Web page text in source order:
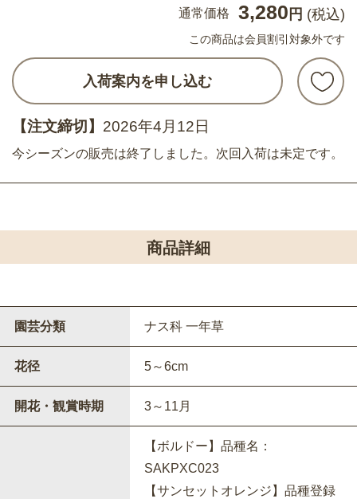
通常価格
3,280 円 (税込)
この商品は会員割引対象外です
入荷案内を申し込む
【注文締切】 2026年4月12日
今シーズンの販売は終了しました。次回入荷は未定です。
商品詳細
園芸分類 ナス科 一年草
花径 5～6cm
開花・観賞時期 3～11月
【ボルドー】品種名：
SAKPXC023
【サンセットオレンジ】品種登録